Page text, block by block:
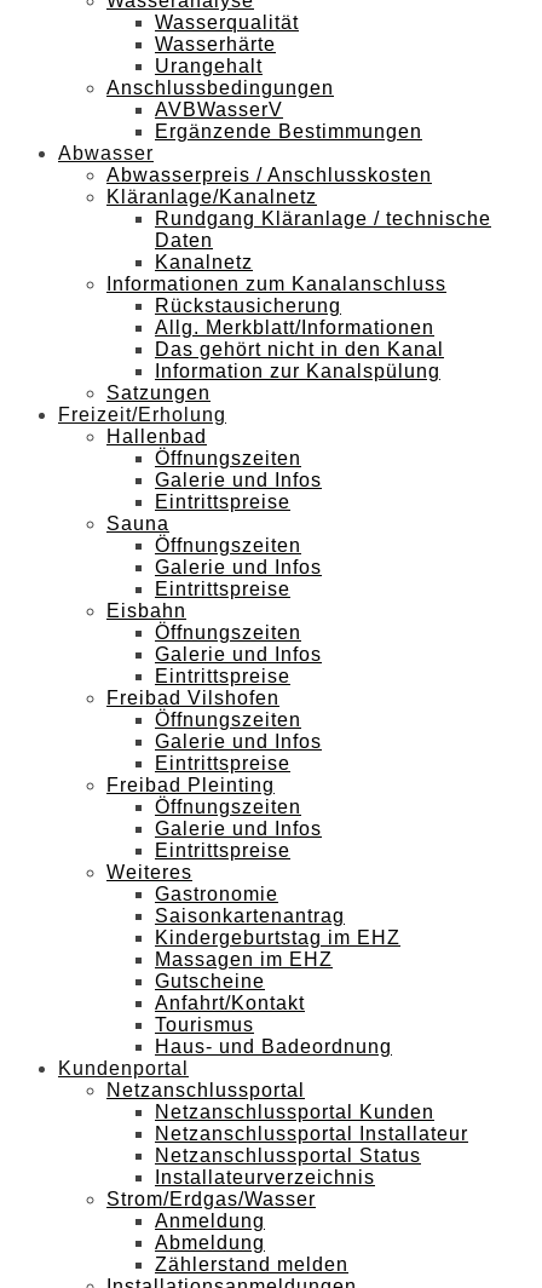
Wasserqualität
Wasserhärte
Urangehalt
Anschlussbedingungen
AVBWasserV
Ergänzende Bestimmungen
Abwasser
Abwasserpreis / Anschlusskosten
Kläranlage/Kanalnetz
Rundgang Kläranlage / technische
Daten
Kanalnetz
Informationen zum Kanalanschluss
Rückstausicherung
Allg. Merkblatt/Informationen
Das gehört nicht in den Kanal
Information zur Kanalspülung
Satzungen
Freizeit/Erholung
Hallenbad
Öffnungszeiten
Galerie und Infos
Eintrittspreise
Sauna
Öffnungszeiten
Galerie und Infos
Eintrittspreise
Eisbahn
Öffnungszeiten
Galerie und Infos
Eintrittspreise
Freibad Vilshofen
Öffnungszeiten
Galerie und Infos
Eintrittspreise
Freibad Pleinting
Öffnungszeiten
Galerie und Infos
Eintrittspreise
Weiteres
Gastronomie
Saisonkartenantrag
Kindergeburtstag im EHZ
Massagen im EHZ
Gutscheine
Anfahrt/Kontakt
Tourismus
Haus- und Badeordnung
Kundenportal
Netzanschlussportal
Netzanschlussportal Kunden
Netzanschlussportal Installateur
Netzanschlussportal Status
Installateurverzeichnis
Strom/Erdgas/Wasser
Anmeldung
Abmeldung
Zählerstand melden